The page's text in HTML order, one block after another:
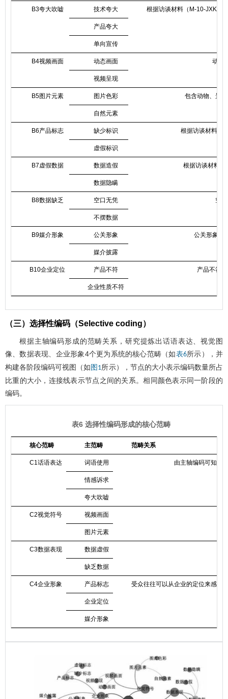
B3夸大吹嘘 技术夸大 根据访谈材料（M-10-JXK）
产品夸大
单向宣传
B4视频画面 动态画面 动态
视频呈现
B5图片元素 图片色彩 包含动物、景
自然元素
B6产品标志 缺少标识 根据访谈材料
虚假标识
B7虚假数据 数据造假 根据访谈材料（
数据隐瞒
B8数据缺乏 空口无凭 空
不摆数据
B9媒介形象 公关形象 公关形象本
媒介披露
B10企业定位 产品不符 产品不符
企业性质不符
（三）选择性编码（Selective coding）
根据主轴编码形成的范畴关系，研究提炼出话语表达、视觉图
像、数据表现、企业形象4个更为系统的核心范畴（如表6所示），并
构建各阶段编码可视图（如 图1所示），节点的大小表示编码数量所占
比重的大小，连接线表示节点之间的关系。相同颜色表示同一阶段的
编码。
表6 选择性编码形成的核心范畴
核心范畴 主范畴 范畴关系
C1话语表达 词语使用 由主轴编码可知，
情感诉求
夸大吹嘘
C2视觉符号 视频画面
图片元素
C3数据表现 数据虚假
缺乏数据
C4企业形象 产品标志 受众往往可以从企业的定位来感受
企业定位
媒介形象